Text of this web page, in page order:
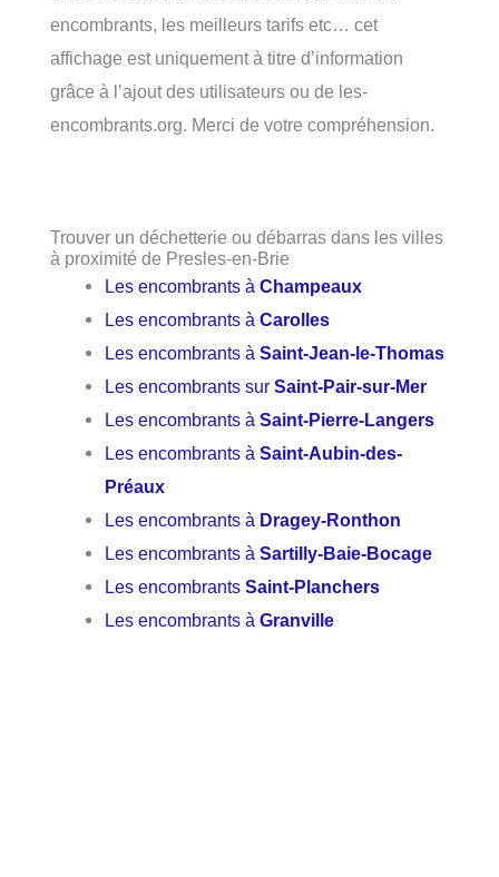
encombrants, les meilleurs tarifs etc… cet
affichage est uniquement à titre d’information
grâce à l’ajout des utilisateurs ou de les-
encombrants.org. Merci de votre compréhension.
Trouver un déchetterie ou débarras dans les villes
à proximité de Presles-en-Brie
Les encombrants àChampeaux
Les encombrants àCarolles
Les encombrants àSaint-Jean-le-Thomas
Les encombrants surSaint-Pair-sur-Mer
Les encombrants àSaint-Pierre-Langers
Les encombrants àSaint-Aubin-des-
Préaux
Les encombrants à Dragey-Ronthon
Les encombrants àSartilly-Baie-Bocage
Les encombrantsSaint-Planchers
Les encombrants àGranville